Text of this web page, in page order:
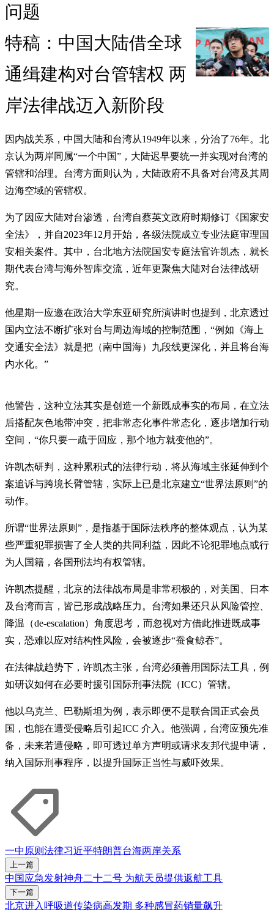
问题
特稿：中国大陆借全球
通缉建构对台管辖权 两
岸法律战迈入新阶段
因内战关系，中国大陆和台湾从1949年以来，分治了76年。北
京认为两岸同属“一个中国”，大陆迟早要统一并实现对台湾的
管辖和治理。台湾方面则认为，大陆政府不具备对台湾及其周
边海空域的管辖权。
为了因应大陆对台渗透，台湾自蔡英文政府时期修订《国家安
全法》，并自2023年12月开始，各级法院成立专业法庭审理国
安相关案件。其中，台北地方法院国安专庭法官许凯杰，就长
期代表台湾与海外智库交流，近年更聚焦大陆对台法律战研
究。
他星期一应邀在政治大学东亚研究所演讲时也提到，北京透过
国内立法不断扩张对台与周边海域的控制范围，“例如《海上
交通安全法》就是把（南中国海）九段线更深化，并且将台海
内水化。”
他警告，这种立法其实是创造一个新既成事实的布局，在立法
后搭配灰色地带冲突，把非常态化事件常态化，逐步增加行动
空间，“你只要一疏于回应，那个地方就变他的”。
许凯杰研判，这种累积式的法律行动，将从海域主张延伸到个
案追诉与跨境长臂管辖，实际上已是北京建立“世界法原则”的
动作。
所谓“世界法原则”，是指基于国际法秩序的整体观点，认为某
些严重犯罪损害了全人类的共同利益，因此不论犯罪地点或行
为人国籍，各国刑法均有权管辖。
许凯杰提醒，北京的法律战布局是非常积极的，对美国、日本
及台湾而言，皆已形成战略压力。台湾如果还只从风险管控、
降温（de-escalation）角度思考，而忽视对方借此推进既成事
实，恐难以应对结构性风险，会被逐步“蚕食鲸吞”。
在法律战趋势下，许凯杰主张，台湾必须善用国际法工具，例
如研议如何在必要时援引国际刑事法院（ICC）管辖。
他以乌克兰、巴勒斯坦为例，表示即便不是联合国正式会员
国，也能在遭受侵略后引起ICC 介入。他强调，台湾应预先准
备，未来若遭侵略，即可透过单方声明或请求友邦代提申请，
纳入国际刑事程序，以提升国际正当性与威吓效果。
一中原则 法律习近平特朗普台海两岸关系
上一篇
中国应急发射神舟二十二号 为航天员提供返航工具
下一篇
北京进入呼吸道传染病高发期 多种感冒药销量飙升